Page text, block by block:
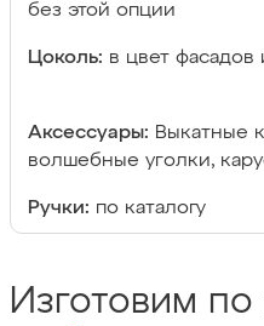
без этой опции
Цоколь: в цвет фасадов
Аксессуары: Выкатные
волшебные уголки,
Ручки: по каталогу
Изготовим